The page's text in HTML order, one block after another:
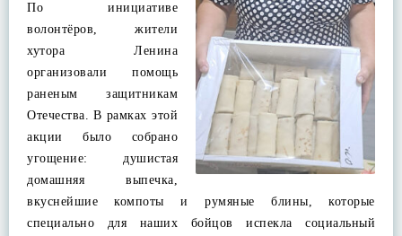
По инициативе
волонтёров, жители
хутора Ленина
организовали помощь
раненым защитникам
Отечества. В рамках этой
акции было собрано
угощение: душистая
домашняя выпечка,
вкуснейшие компоты и румяные блины, которые
специально для наших бойцов испекла социальный